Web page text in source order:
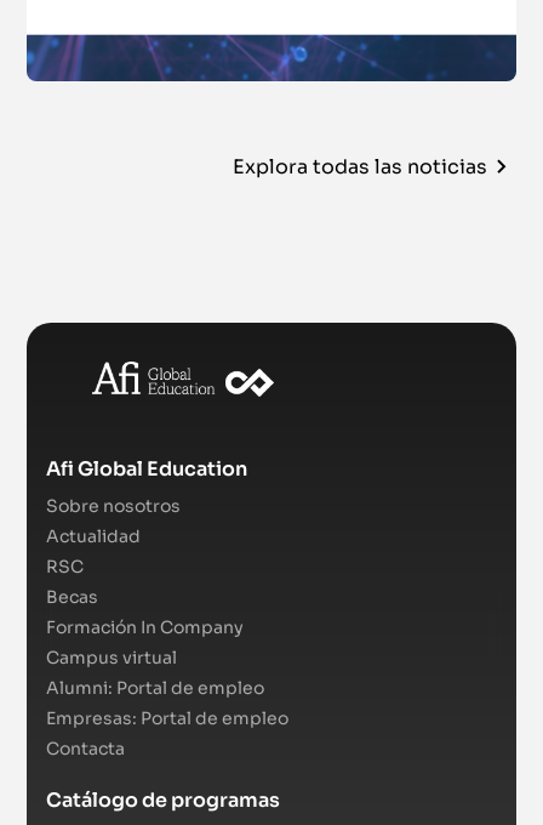
Explora todas las noticias
Afi Global Education
Sobre nosotros
Actualidad
RSC
Becas
Formación In Company
Campus virtual
Alumni: Portal de empleo
Empresas: Portal de empleo
Contacta
Catálogo de programas